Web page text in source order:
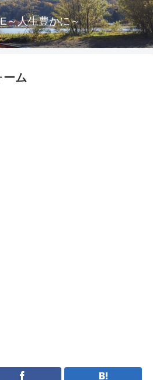
～人生豊かに～
ーム